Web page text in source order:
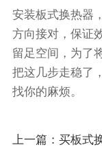
安装板式换热器
方向接对，保证
留足空间，为了
把这几步走稳了
找你的麻烦。
上一篇： 买板式